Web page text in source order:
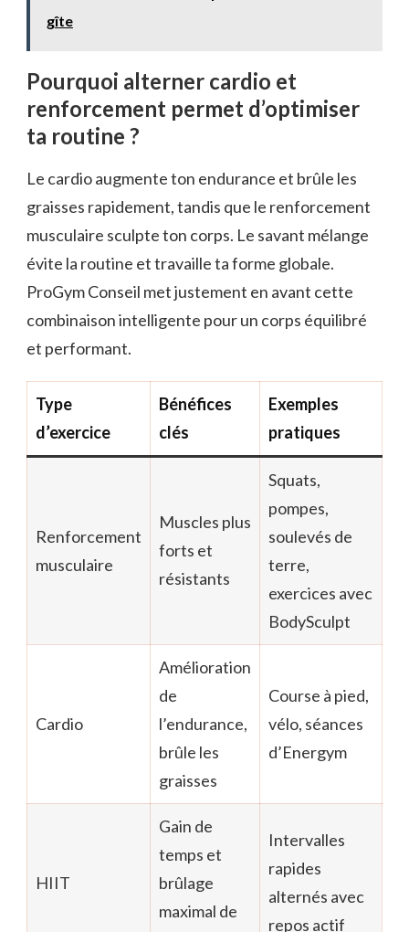
gîte
Pourquoi alterner cardio et
renforcement permet d’optimiser
ta routine ?
Le cardio augmente ton endurance et brûle les
graisses rapidement, tandis que le renforcement
musculaire sculpte ton corps. Le savant mélange
évite la routine et travaille ta forme globale.
ProGym Conseil met justement en avant cette
combinaison intelligente pour un corps équilibré
et performant.
Type
d’exercice
Bénéfices
clés
Exemples
pratiques
Renforcement
musculaire
Muscles plus
forts et
résistants
Squats,
pompes,
soulevés de
terre,
exercices avec
BodySculpt
Cardio
Amélioration
de
l’endurance,
brûle les
graisses
Course à pied,
vélo, séances
d’Energym
HIIT
Gain de
temps et
brûlage
maximal de
Intervalles
rapides
alternés avec
repos actif